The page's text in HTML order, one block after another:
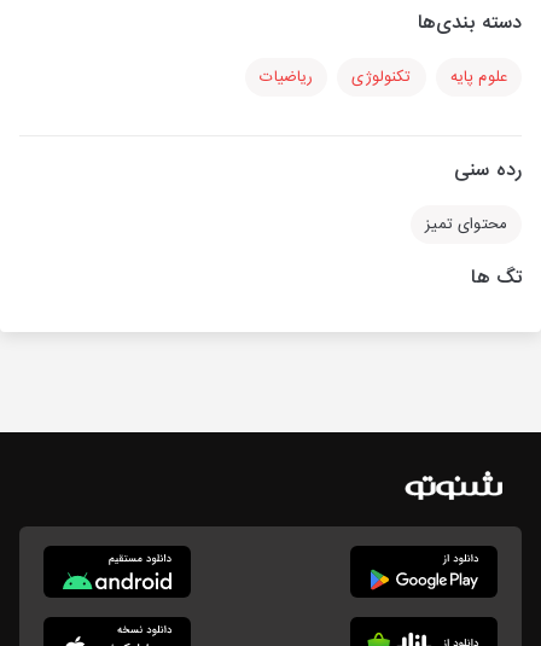
دسته بندی‌ها
علوم پایه تکنولوژی ریاضیات
رده سنی
محتوای تمیز
تگ ها